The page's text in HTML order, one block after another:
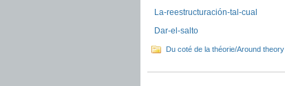
La-reestructuración-tal-cual
Dar-el-salto
Du coté de la théorie/Around theory